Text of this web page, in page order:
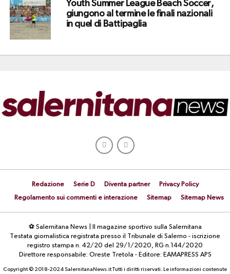
Youth Summer League Beach Soccer,
giungono al termine le finali nazionali
in quel di Battipaglia
Redazione Serie D Diventa partner
Privacy Policy
Regolamento sui commenti e interazione
Sitemap Sitemap News
⚽ Salernitana News | Il magazine sportivo sulla Salernitana
Testata giornalistica registrata presso il Tribunale di Salerno - iscrizione
registro stampa n. 42/20 del 29/1/2020, RG n.144/2020
Direttore responsabile: Oreste Tretola - Editore: EAMAPRESS APS
Copyright © 2018-2024 SalernitanaNews.it Tutti i diritti riservati. Le informazioni contenute